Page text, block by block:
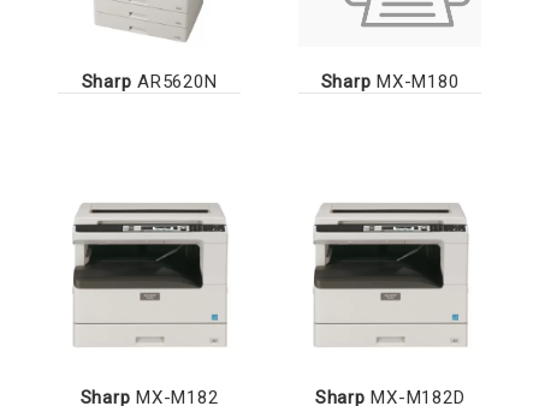
Sharp AR5620N Sharp MX-M180
Sharp MX-M182 Sharp MX-M182D